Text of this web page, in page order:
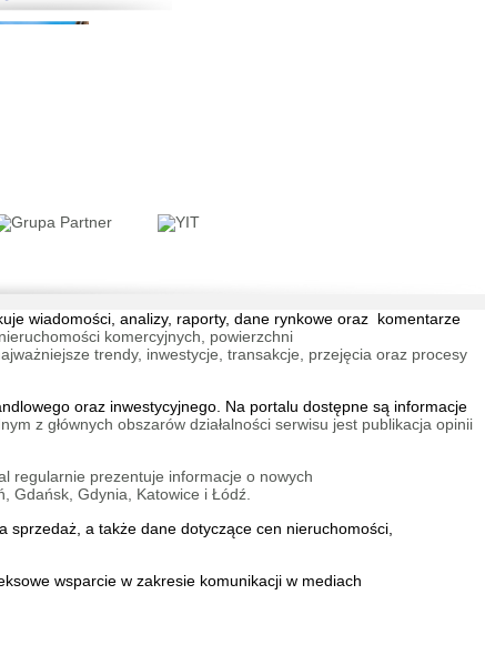
wiadomości, analizy, raporty, dane rynkowe oraz komentarze
komercyjnych, powierzchni
trendy, inwestycje, transakcje, przejęcia oraz procesy
oraz inwestycyjnego. Na portalu dostępne są informacje
z głównych obszarów działalności serwisu jest publikacja opinii
regularnie prezentuje informacje o nowych
Gdańsk, Gdynia, Katowice i Łódź.
sprzedaż , a także dane dotyczące cen nieruchomości,
wsparcie w zakresie komunikacji w mediach